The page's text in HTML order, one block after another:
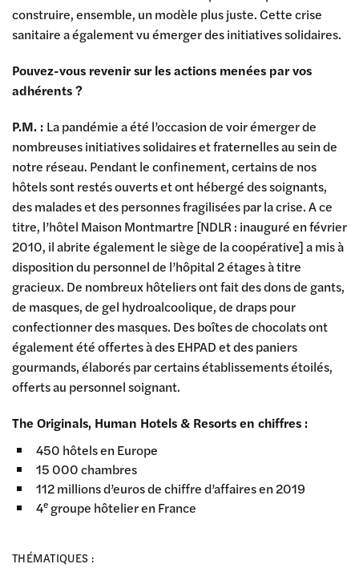
THÉMATIQUES :
construire, ensemble, un modèle plus juste. Cette crise
sanitaire a également vu émerger des initiatives solidaires.
Pouvez-vous revenir sur les actions menées par vos
adhérents ?
P.M. : La pandémie a été l’occasion de voir émerger de
nombreuses initiatives solidaires et fraternelles au sein de
notre réseau. Pendant le confinement, certains de nos
hôtels sont restés ouverts et ont hébergé des soignants,
des malades et des personnes fragilisées par la crise. A ce
titre, l’hôtel Maison Montmartre [NDLR : inauguré en février
2010, il abrite également le siège de la coopérative] a mis à
disposition du personnel de l’hôpital 2 étages à titre
gracieux. De nombreux hôteliers ont fait des dons de gants,
de masques, de gel hydroalcoolique, de draps pour
confectionner des masques. Des boîtes de chocolats ont
également été offertes à des EHPAD et des paniers
gourmands, élaborés par certains établissements étoilés,
offerts au personnel soignant.
The Originals, Human Hotels & Resorts en chiffres :
450 hôtels en Europe
15 000 chambres
112 millions d’euros de chiffre d’affaires en 2019
4e groupe hôtelier en France